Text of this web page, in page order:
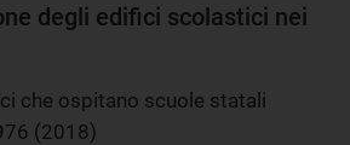
degli edifici scolastici nei
che ospitano scuole statali
(2018)